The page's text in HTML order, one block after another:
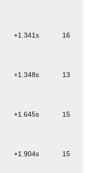
+1.341s 16
+1.348s 13
+1.645s 15
+1.904s 15